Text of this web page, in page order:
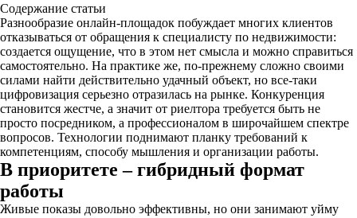
Содержание статьи
Разнообразие онлайн-площадок побуждает многих клиентов
отказываться от обращения к специалисту по недвижимости:
создается ощущение, что в этом нет смысла и можно справиться
самостоятельно. На практике же, по-прежнему сложно своими
силами найти действительно удачный объект, но все-таки
цифровизация серьезно отразилась на рынке. Конкуренция
становится жестче, а значит от риелтора требуется быть не
просто посредником, а профессионалом в широчайшем спектре
вопросов. Технологии поднимают планку требований к
компетенциям, способу мышления и организации работы.
В приоритете – гибридный формат
работы
Живые показы довольно эффективны, но они занимают уйму